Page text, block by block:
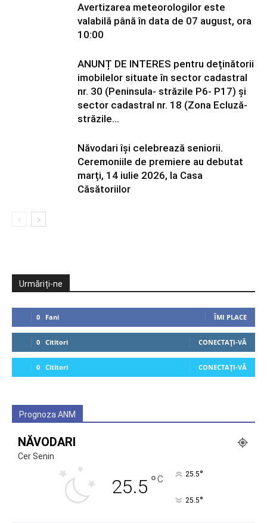
Avertizarea meteorologilor este
valabilă până în data de 07 august, ora
10:00
ANUNȚ DE INTERES pentru deținătorii
imobilelor situate în sector cadastral
nr. 30 (Peninsula- străzile P6- P17) și
sector cadastral nr. 18 (Zona Ecluză-
străzile...
Năvodari își celebrează seniorii.
Ceremoniile de premiere au debutat
marți, 14 iulie 2026, la Casa
Căsătoriilor
Urmăriți-ne
0 Fani ÎMI PLACE
0 Cititori CONECTAȚI-VĂ
0 Cititori CONECTAȚI-VĂ
Prognoza ANM
NĂVODARI
Cer Senin
25.5 °C 25.5°
25.5°